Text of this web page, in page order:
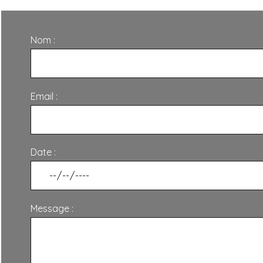
Nom :
Email :
Date :
Message :